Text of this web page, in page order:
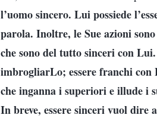
l’uomo sincero. Lui possiede
parola. Inoltre, le Sue azioni
che sono del tutto sinceri con
imbrogliarLo; essere franchi con
che inganna i superiori e illude i
In breve, essere sinceri vuol dire